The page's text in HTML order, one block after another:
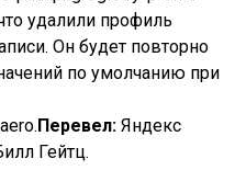
удалили профиль
Он будет повторно
по умолчанию при
Перевел:Яндекс
Гейтц.